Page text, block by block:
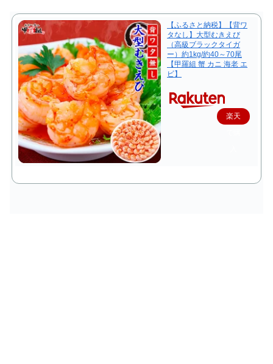
【ふるさと納税】【背ワ
タなし】大型むきえび
（高級ブラックタイガ
ー）約1kg/約40～70尾
【甲羅組 蟹 カニ 海老 エ
ビ】
楽天